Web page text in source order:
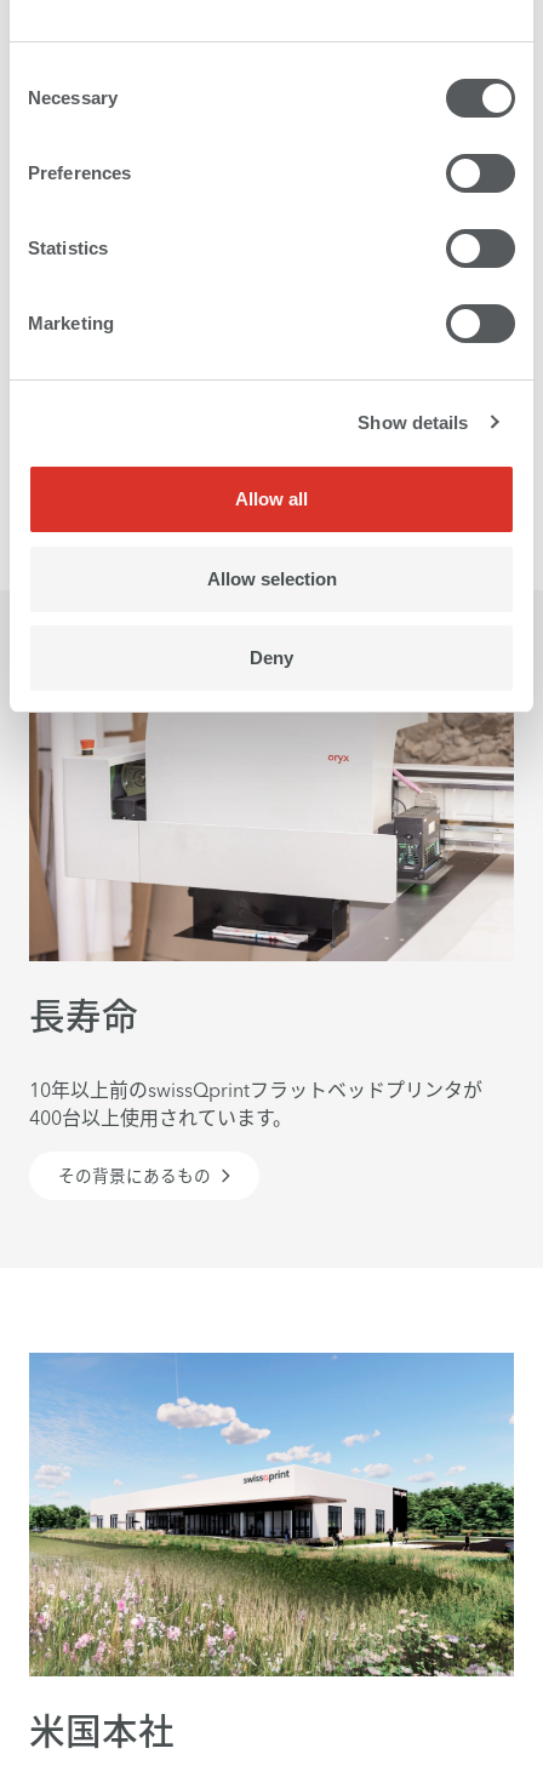
Selection
Necessary
Preferences
Statistics
Marketing
Show details
Allow all
Allow selection
Deny
受賞歴
の賞を受賞しています。
長寿命
10年以上前のswissQprintフラットベッドプリンタが
400台以上使用されています。
その背景にあるもの
米国本社